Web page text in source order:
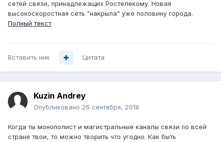
сетей связи, принадлежащих Ростелекому. Новая
высокоскоростная сеть "накрыла" уже половину города.
Полный текст
Вставить ник Цитата
Kuzin Andrey
Опубликовано 26 сентября, 2018
Когда ты монополист и магистральные каналы связи по всей
стране твои, то можно творить что угодно. Как быть